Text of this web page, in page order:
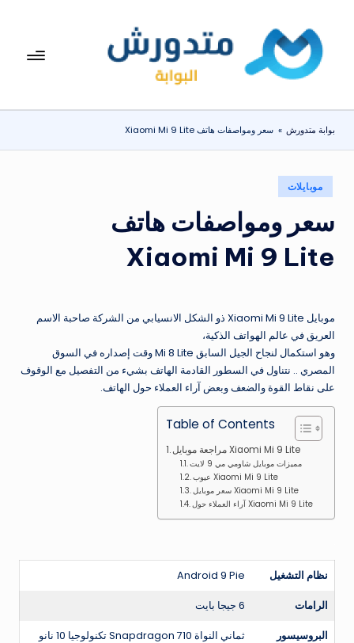
المحتوىبوا
مت
دو
ر
ش
تعرف
المنزلية
يومياً
بوابة متدورش » سعر ومواصفات هاتف Xiaomi Mi 9 Lite
في
موبايلات
سعر ومواصفات هاتف
Xiaomi Mi 9 Lite
موبايل Xiaomi Mi 9 Lite ذو الشكل الانسيابي من الشركة صاحبة الاسم
العريق في عالم الهواتف الذكية،
وهو استكمال لنجاح الجيل السابق Mi 8 Lite وقت إصداره في السوق
المصري .. نتناول في السطور القادمة الهاتف بشيء من التفصيل مع الوقوف
على نقاط القوة والضعف وبعض آراء العملاء حول الهاتف.
Table of Contents
مراجعة موبايل Xiaomi Mi 9 Lite
مميزات موبايل شاومي مي 9 لايت
عيوب Xiaomi Mi 9 Lite
سعر موبايل Xiaomi Mi 9 Lite
آراء العملاء حول Xiaomi Mi 9 Lite
نظام التشغيل Android 9 Pie
الرامات 6 جيجا بايت
البروسيسور ثماني النواة Snapdragon 710 تكنولوجيا 10 نانو